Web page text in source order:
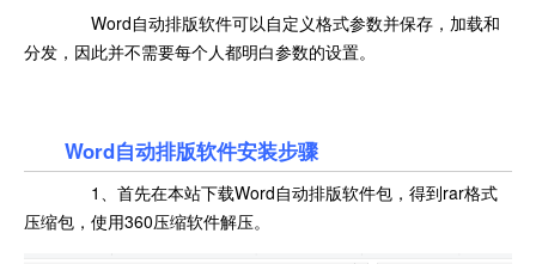
Word自动排版软件可以自定义格式参数并保存，加载和
分发，因此并不需要每个人都明白参数的设置。
Word自动排版软件安装步骤
1、首先在本站下载Word自动排版软件包，得到rar格式
压缩包，使用360压缩软件解压。